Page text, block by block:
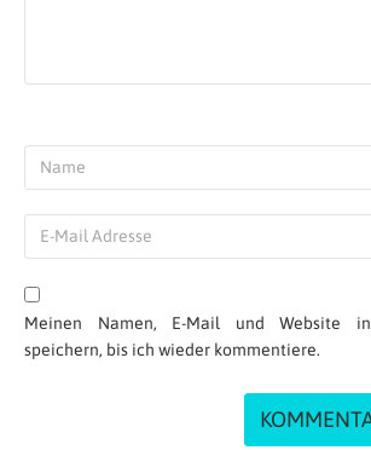
Meinen Namen, E-Mail und Website
speichern, bis ich wieder kommentiere.